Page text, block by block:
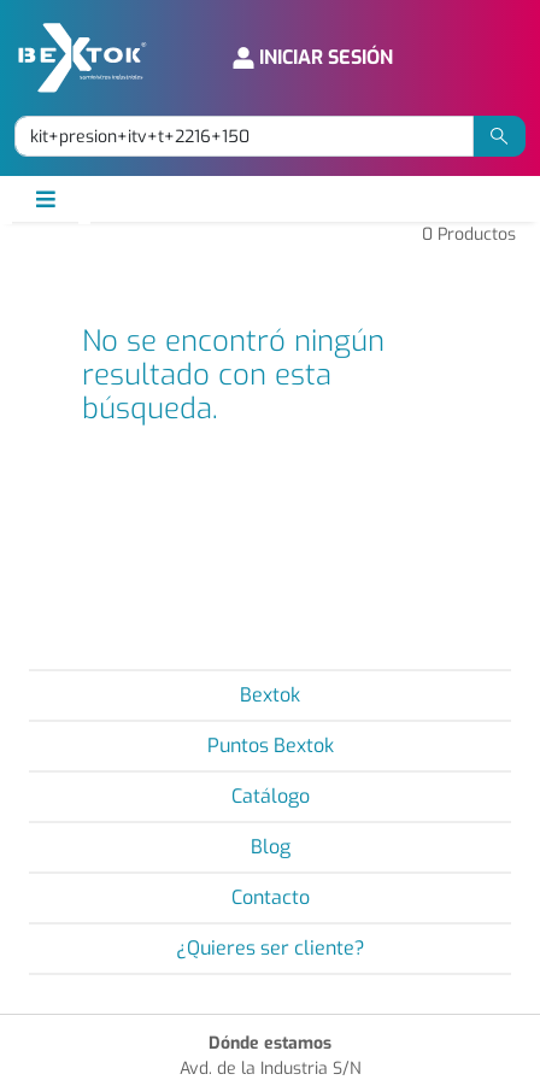
INICIAR SESIÓN
0 Productos
No se encontró ningún
resultado con esta
búsqueda.
Bextok
Puntos Bextok
Catálogo
Blog
Contacto
¿Quieres ser cliente?
Dónde estamos
Avd. de la Industria S/N